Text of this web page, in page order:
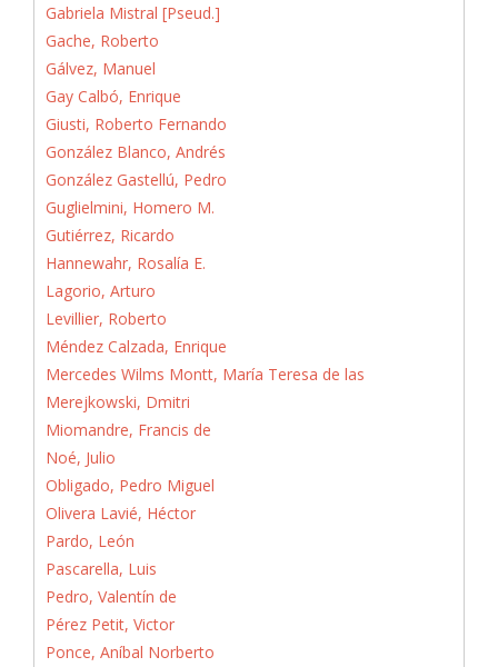
Gabriela Mistral [Pseud.]
Gache, Roberto
Gálvez, Manuel
Gay Calbó, Enrique
Giusti, Roberto Fernando
González Blanco, Andrés
González Gastellú, Pedro
Guglielmini, Homero M.
Gutiérrez, Ricardo
Hannewahr, Rosalía E.
Lagorio, Arturo
Levillier, Roberto
Méndez Calzada, Enrique
Mercedes Wilms Montt, María Teresa de las
Merejkowski, Dmitri
Miomandre, Francis de
Noé, Julio
Obligado, Pedro Miguel
Olivera Lavié, Héctor
Pardo, León
Pascarella, Luis
Pedro, Valentín de
Pérez Petit, Victor
Ponce, Aníbal Norberto